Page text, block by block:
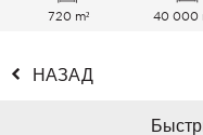
720 m² 40 000
НАЗАД